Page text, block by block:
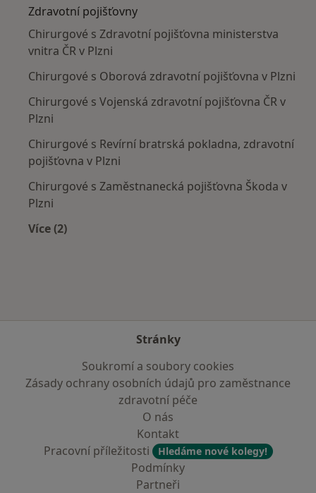
Zdravotní pojišťovny
Chirurgové s Zdravotní pojišťovna ministerstva
vnitra ČR v Plzni
Chirurgové s Oborová zdravotní pojišťovna v Plzni
Chirurgové s Vojenská zdravotní pojišťovna ČR v
Plzni
Chirurgové s Revírní bratrská pokladna, zdravotní
pojišťovna v Plzni
Chirurgové s Zaměstnanecká pojišťovna Škoda v
Plzni
Více (2)
Stránky
Soukromí a soubory cookies
Zásady ochrany osobních údajů pro zaměstnance
zdravotní péče
O nás
Kontakt
Pracovní příležitosti
Hledáme nové kolegy!
Podmínky
Partneři